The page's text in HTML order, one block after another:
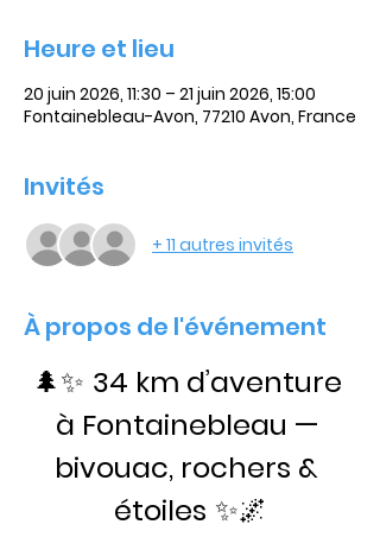
Heure et lieu
20 juin 2026, 11:30 – 21 juin 2026, 15:00
Fontainebleau-Avon, 77210 Avon, France
Invités
+ 11 autres invités
À propos de l'événement
🌲✨ 34 km d’aventure
à Fontainebleau —
bivouac, rochers &
étoiles ✨🌌